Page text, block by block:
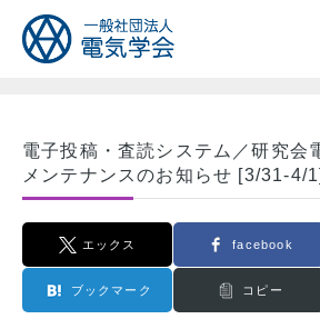
電子投稿・査読システム／研究会
メンテナンスのお知らせ [3/31-4/1]
エックス facebook
ブックマーク コピー